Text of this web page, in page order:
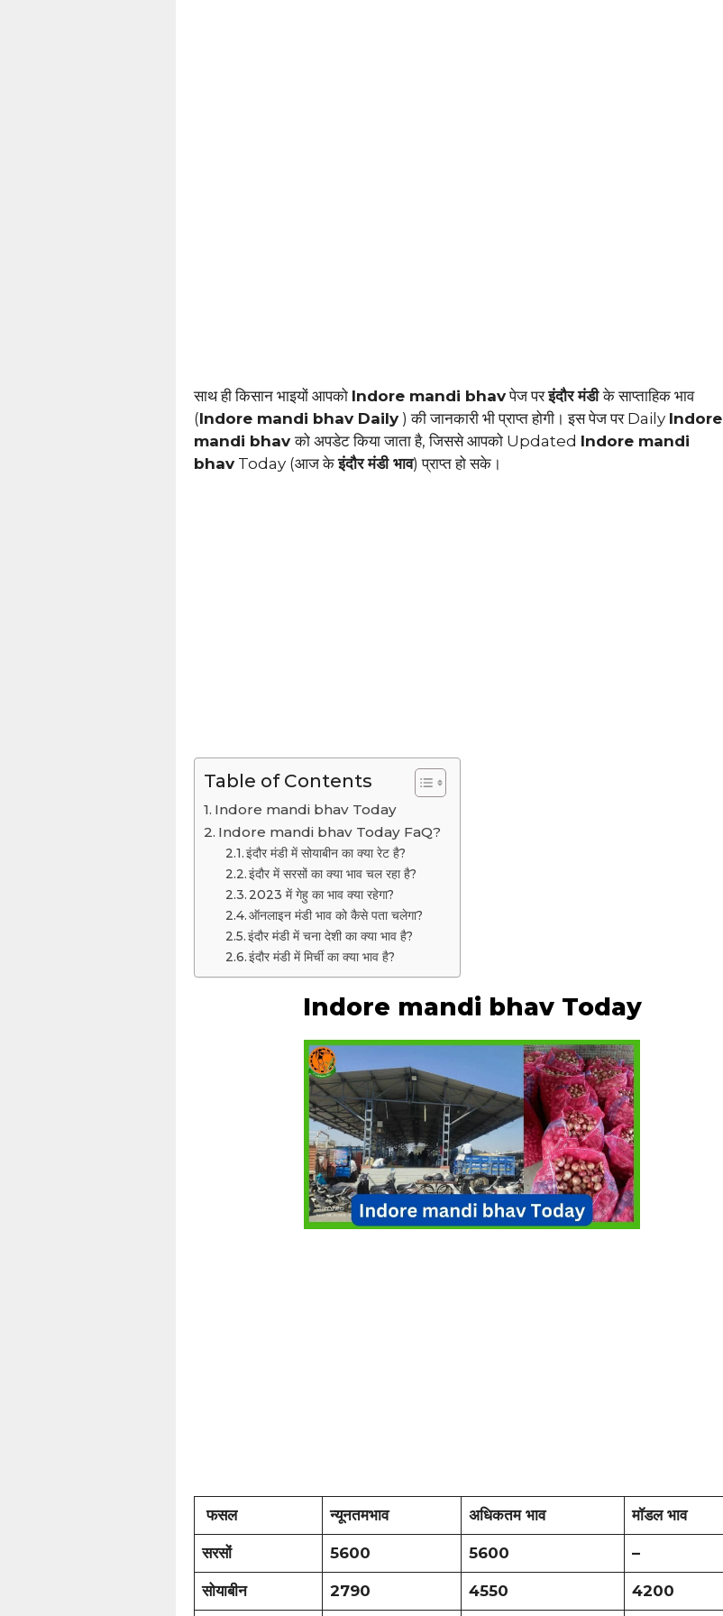
साथ ही किसान भाइयों आपको Indore mandi bhavपेज परइंदौर मंडीके साप्ताहिक भाव
(Indore mandi bhav Daily) की जानकारी भी प्राप्त होगी। इस पेज पर Daily Indore
mandi bhavको अपडेट किया जाता है, जिससे आपको Updated Indore mandi
bhavToday (आज केइंदौर मंडी भाव) प्राप्त हो सके।
Table of Contents
Indore mandi bhav Today
Indore mandi bhav Today FaQ?
इंदौर मंडी में सोयाबीन का क्या रेट है?
इंदौर में सरसों का क्या भाव चल रहा है?
2023 में गेहु का भाव क्या रहेगा?
ऑनलाइन मंडी भाव को कैसे पता चलेगा?
इंदौर मंडी में चना देशी का क्या भाव है?
इंदौर मंडी में मिर्ची का क्या भाव है?
Indore mandi bhav Today
फसल न्यूनतमभाव अधिकतम भाव मॉडल भाव
सरसों 5600 5600 –
सोयाबीन 2790 4550 4200